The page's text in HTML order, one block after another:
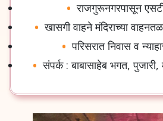
राजगुरूनगरपासून
खासगी वाहने मंदिराच्या
परिसरात निवास व
संपर्क : बाबासाहेब भगत,